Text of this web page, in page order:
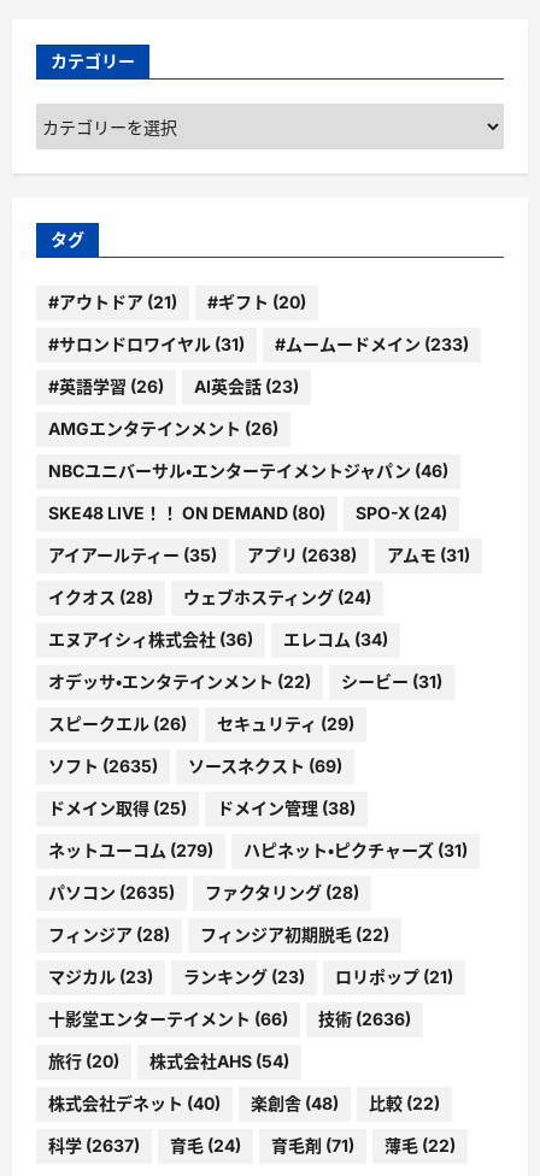
カテゴリー
カ
ゴ
ー
タグ
#アウトドア (21) #ギフト (20)
#サロンドロワイヤル (31) #ムームードメイン (233)
#英語学習 (26) AI英会話 (23)
AMGエンタテインメント (26)
NBCユニバーサル・エンターテイメントジャパン (46)
SKE48 LIVE！！ ON DEMAND (80) SPO-X (24)
アイアールティー (35) アプリ (2638) アムモ (31)
イクオス (28) ウェブホスティング (24)
エヌアイシィ株式会社 (36) エレコム (34)
オデッサ・エンタテインメント (22) シービー (31)
スピークエル (26) セキュリティ (29)
ソフト (2635) ソースネクスト (69)
ドメイン取得 (25) ドメイン管理 (38)
ネットユーコム (279) ハピネット・ピクチャーズ (31)
パソコン (2635) ファクタリング (28)
フィンジア (28) フィンジア初期脱毛 (22)
マジカル (23) ランキング (23) ロリポップ (21)
十影堂エンターテイメント (66) 技術 (2636)
旅行 (20) 株式会社AHS (54)
株式会社デネット (40) 楽創舎 (48) 比較 (22)
科学 (2637) 育毛 (24) 育毛剤 (71) 薄毛 (22)